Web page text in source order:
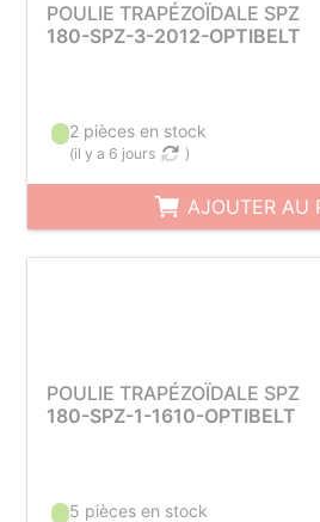
POULIE TRAPÉZOÏDALE SPZ
180-SPZ-3-2012-OPTIBELT
2 pièces en stock
(il y a 6 jours )
AJOUTER AU
POULIE TRAPÉZOÏDALE SPZ
180-SPZ-1-1610-OPTIBELT
5 pièces en stock